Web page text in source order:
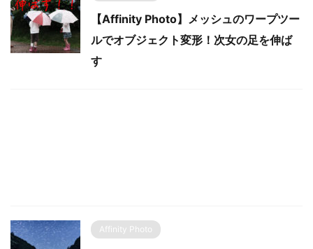
【Affinity Photo】メッシュのワープツー
ルでオブジェクト変形！次女の足を伸ば
す
Affinity Photo